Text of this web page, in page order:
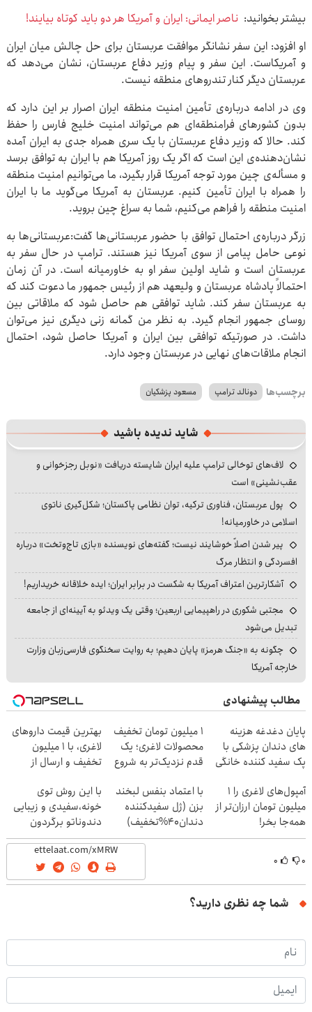
بیشتر بخوانید: ناصر ایمانی: ایران و آمریکا هر دو باید کوتاه بیایند!
او افزود: این سفر نشانگر موافقت عربستان برای حل چالش میان ایران
و آمریکاست. این سفر و پیام وزیر دفاع عربستان، نشان می‌دهد که
عربستان دیگر کنار تندروهای منطقه نیست.
وی در ادامه درباره‌ی تأمین امنیت منطقه ایران اصرار بر این دارد که
بدون کشورهای فرامنطقه‌ای هم می‌تواند امنیت خلیج فارس را حفظ
کند. حالا که وزیر دفاع عربستان با یک سری همراه جدی به ایران آمده
نشان‌دهنده‌ی این است که اگر یک روز آمریکا هم با ایران به توافق برسد
و مسأله‌ی چین مورد توجه آمریکا قرار بگیرد، ما می‌توانیم امنیت منطقه
را همراه با ایران تأمین کنیم. عربستان به آمریکا می‌گوید ما با ایران
امنیت منطقه را فراهم می‌کنیم، شما به سراغ چین بروید.
زرگر درباره‌ی احتمال توافق با حضور عربستانی‌ها گفت:عربستانی‌ها به
نوعی حامل پیامی از سوی آمریکا نیز هستند. ترامپ در حال سفر به
عربستان است و شاید اولین سفر او به خاورمیانه است. در آن زمان
احتمالاً پادشاه عربستان و ولیعهد هم از رئیس جمهور ما دعوت کند که
به عربستان سفر کند. شاید توافقی هم حاصل شود که ملاقاتی بین
روسای جمهور انجام گیرد. به نظر من گمانه زنی دیگری نیز می‌توان
داشت. در صورتیکه توافقی بین ایران و آمریکا حاصل شود، احتمال
انجام ملاقات‌های نهایی در عربستان وجود دارد.
برچسب‌ها دونالد ترامپ مسعود پزشکیان
شاید ندیده باشید
لاف‌های توخالی ترامپ علیه ایران شایسته دریافت «نوبل رجزخوانی و
عقب‌نشینی» است
پول عربستان، فناوری ترکیه، توان نظامی پاکستان؛ شکل‌گیری ناتوی
اسلامی در خاورمیانه!
پیر شدن اصلاً خوشایند نیست؛ گفته‌های نویسنده «بازی تاج‌وتخت» درباره
افسردگی و انتظار مرگ
آشکارترین اعتراف آمریکا به شکست در برابر ایران؛ ایده خلاقانه خریداریم!
مجتبی شکوری در راهپیمایی اربعین؛ وقتی یک ویدئو به آیینه‌ای از جامعه
تبدیل می‌شود
چگونه به «جنگ هرمز» پایان دهیم؛ به روایت سخنگوی فارسی‌زبان وزارت
خارجه آمریکا
مطالب پیشنهادی
پایان دغدغه هزینه
های دندان پزشکی با
پک سفید کننده خانگی
۱ میلیون تومان تخفیف
محصولات لاغری؛ یک
قدم نزدیک‌تر به شروع
بهترین قیمت داروهای
لاغری، با ۱ میلیون
تخفیف و ارسال از
آمپول‌های لاغری را ۱
میلیون تومان ارزان‌تر از
همه‌جا بخر!
با اعتماد بنفس لبخند
بزن (ژل سفیدکننده
دندان40%تخفیف)
با این روش توی
خونه،سفیدی و زیبایی
دندوناتو برگردون
(40%off)
۰ ۰
شما چه نظری دارید؟